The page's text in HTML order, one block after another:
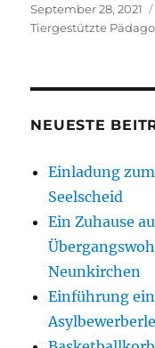
Veröffentlicht
am
September 28, 2021
Tiergestützte
NEUESTE
Einladung
Seelscheid
Ein Zuhause
Neunkirchen
Einführung